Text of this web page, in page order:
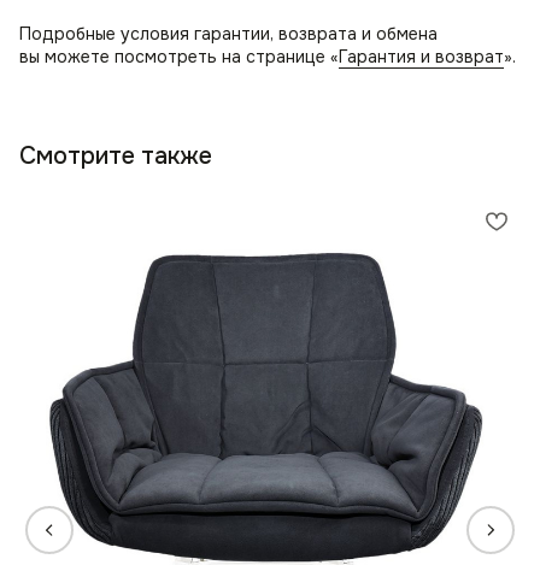
Подробные условия гарантии, возврата и обмена
вы можете посмотреть на странице «Гарантия и возврат».
Смотрите также